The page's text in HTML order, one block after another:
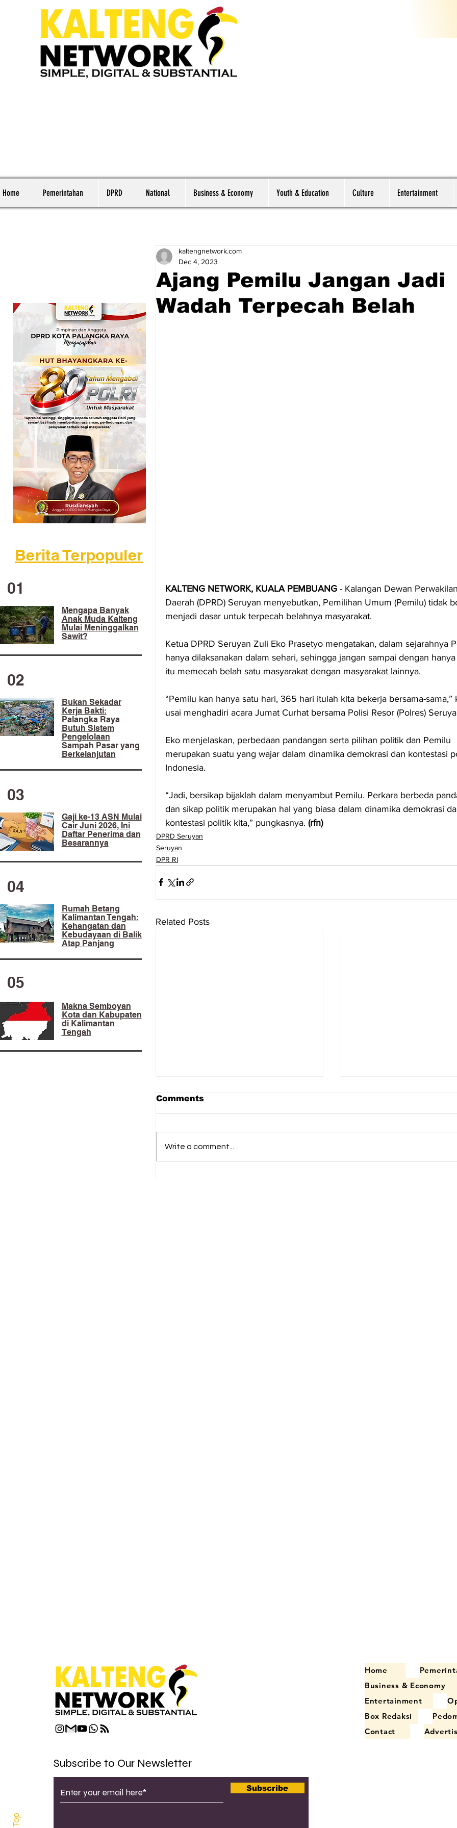
Home Pemerintahan DPRD National Business & Economy Youth & Education Culture Entertainment
Berita Terpopuler
01
Mengapa Banyak
Anak Muda Kalteng
Mulai Meninggalkan
Sawit?
02
​Bukan Sekadar
Kerja Bakti:
Palangka Raya
Butuh Sistem
Pengelolaan
Sampah Pasar yang
Berkelanjutan
03
Gaji ke-13 ASN Mulai
Cair Juni 2026, Ini
Daftar Penerima dan
Besarannya
04
Rumah Betang
Kalimantan Tengah:
Kehangatan dan
Kebudayaan di Balik
Atap Panjang
05
Makna Semboyan
Kota dan Kabupaten
di Kalimantan
Tengah
Ajang Pemilu Jangan Jadi
Wadah Terpecah Belah
kaltengnetwork.com
Dec 4, 2023
KALTENG NETWORK, KUALA PEMBUANG - Kalangan Dewan
Daerah (DPRD) Seruyan menyebutkan, Pemilihan Umum (Pemilu) tidak
menjadi dasar untuk terpecah belahnya masyarakat.
Ketua DPRD Seruyan Zuli Eko Prasetyo mengatakan, dalam sejarahnya
hanya dilaksanakan dalam sehari, sehingga jangan sampai dengan
itu memecah belah satu masyarakat dengan masyarakat lainnya.
“Pemilu kan hanya satu hari, 365 hari itulah kita bekerja bersama-sama,”
usai menghadiri acara Jumat Curhat bersama Polisi Resor (Polres)
Eko menjelaskan, perbedaan pandangan serta pilihan politik dan Pemilu
merupakan suatu yang wajar dalam dinamika demokrasi dan kontestasi
Indonesia.
“Jadi, bersikap bijaklah dalam menyambut Pemilu. Perkara berbeda
dan sikap politik merupakan hal yang biasa dalam dinamika demokrasi
kontestasi politik kita,” pungkasnya. (rfn)
DPRD Seruyan
Seruyan
DPR RI
Related Posts
Comments
Write a comment...
Subscribe to Our Newsletter
Subscribe
Home
Business & Economy
Entertainment
Box Redaksi
Contact